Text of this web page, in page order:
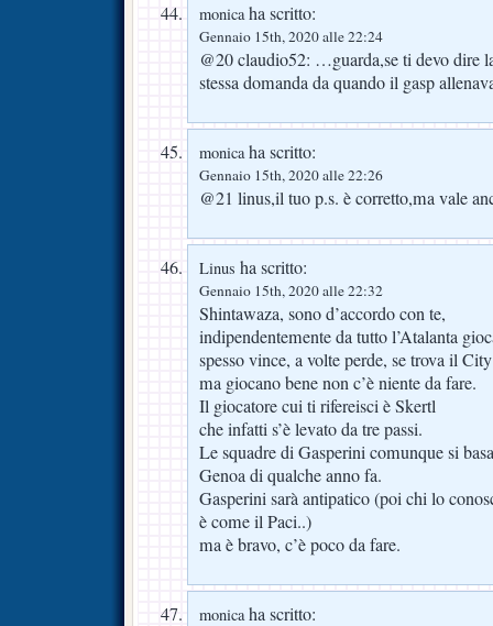
monicaha scritto:
Gennaio 15th, 2020 alle 22:24
@20 claudio52: …guarda,se ti devo dire
stessa domanda da quando il gasp
monicaha scritto:
Gennaio 15th, 2020 alle 22:26
@21 linus,il tuo p.s. è corretto,ma vale
Linus ha scritto:
Gennaio 15th, 2020 alle 22:32
Shintawaza, sono d’accordo con te,
indipendentemente da tutto l’Atalanta
spesso vince, a volte perde, se trova il
ma giocano bene non c’è niente da fare.
Il giocatore cui ti rifereisci è Skertl
che infatti s’è levato da tre passi.
Le squadre di Gasperini comunque si
Genoa di qualche anno fa.
Gasperini sarà antipatico (poi chi lo
è come il Paci..)
ma è bravo, c’è poco da fare.
monicaha scritto: